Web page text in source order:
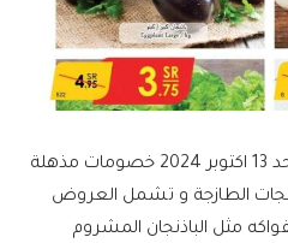
تقدم عروض الدانوب جازان الاحد 13 اكتوبر 2024 خصومات مذهلة
الطازجة و تشمل العروض
مثل الباذنجان المشروم